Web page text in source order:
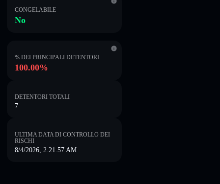
CONGELABILE
No
% DEI PRINCIPALI DETENTORI
100.00%
DETENTORI TOTALI
7
ULTIMA DATA DI CONTROLLO DEI
RISCHI
8/4/2026, 2:21:57 AM